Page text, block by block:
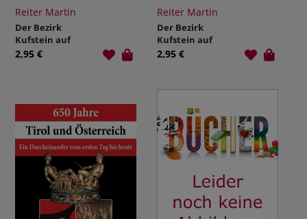
Reiter Martin
Der Bezirk
Kufstein auf
alten
Berichten.
2,95 €
Reiter Martin
Der Bezirk
Kufstein auf
alten
historischen
Berichten.
2,95 €